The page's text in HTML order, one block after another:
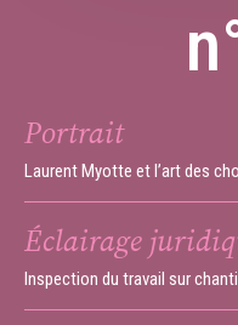
Portrait
Laurent Myotte et l’art des
Éclairage
Inspection du travail sur